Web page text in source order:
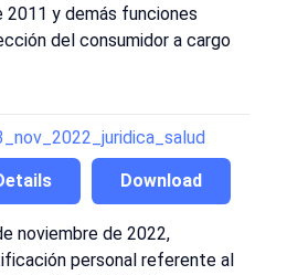
2011 y demás funciones
del consumidor a cargo
Download
noviembre de 2022,
personal referente al